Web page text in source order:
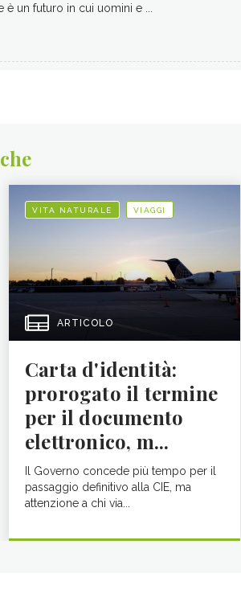
un futuro in cui uomini e ...
VITA NATURALE VIAGGI
ARTICOLO
Carta d'identità:
prorogato il termine
per il documento
elettronico, m...
Il Governo concede più tempo per il
passaggio definitivo alla CIE, ma
attenzione a chi via...